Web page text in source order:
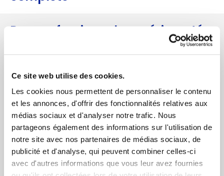
Ce site web utilise des cookies.
Les cookies nous permettent de personnaliser le contenu
et les annonces, d'offrir des fonctionnalités relatives aux
médias sociaux et d'analyser notre trafic. Nous
partageons également des informations sur l'utilisation de
notre site avec nos partenaires de médias sociaux, de
publicité et d'analyse, qui peuvent combiner celles-ci
avec d'autres informations que vous leur avez fournies
Des professionnels expérimentés
30 ans d’expérience
Notre expertise est fondée sur des connaissances
acquises grâce à des années de métier.